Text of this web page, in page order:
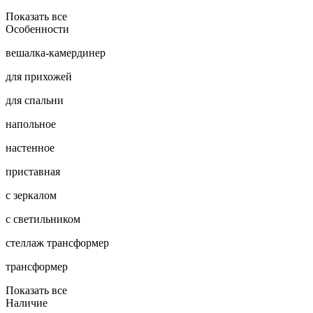
Показать все
Особенности
вешалка-камердинер
для прихожей
для спальни
напольное
настенное
приставная
с зеркалом
с светильником
стеллаж трансформер
трансформер
Показать все
Наличие